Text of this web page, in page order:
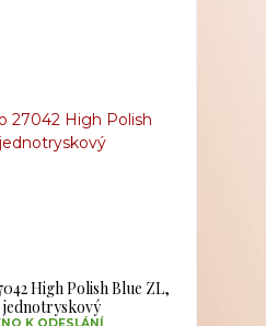
High Polish Blue ZL,
K ODESLÁNÍ